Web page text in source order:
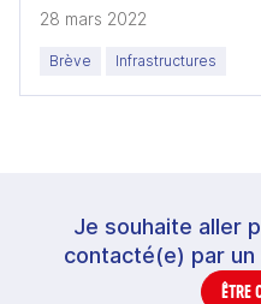
28 mars 2022
Brève Infrastructures
Je souhaite aller
contacté(e) par
ÊTRE